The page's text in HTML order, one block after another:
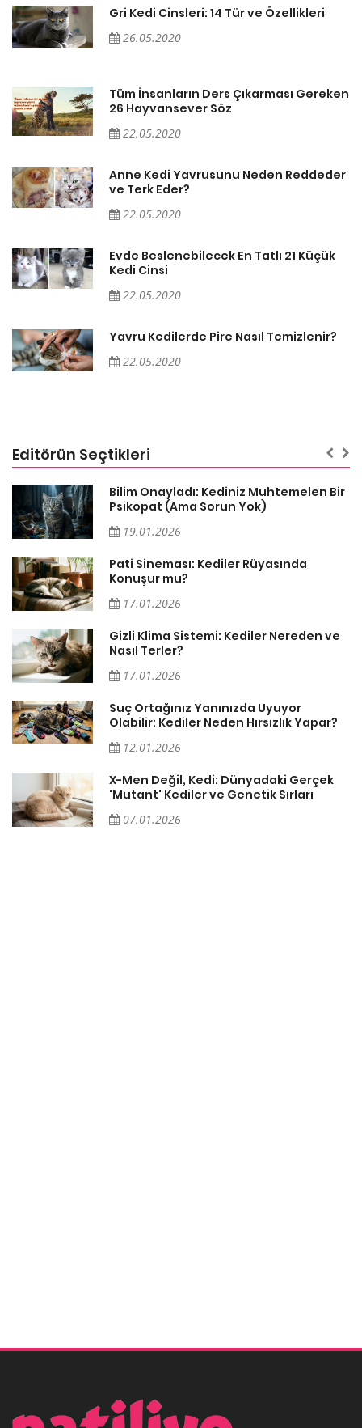
Gri Kedi Cinsleri: 14 Tür ve Özellikleri
26.05.2020
Tüm İnsanların Ders Çıkarması Gereken
26 Hayvansever Söz
22.05.2020
Anne Kedi Yavrusunu Neden Reddeder
ve Terk Eder?
22.05.2020
Evde Beslenebilecek En Tatlı 21 Küçük
Kedi Cinsi
22.05.2020
Yavru Kedilerde Pire Nasıl Temizlenir?
22.05.2020
Editörün Seçtikleri
Bilim Onayladı: Kediniz Muhtemelen Bir
Psikopat (Ama Sorun Yok)
19.01.2026
Pati Sineması: Kediler Rüyasında
Konuşur mu?
17.01.2026
Gizli Klima Sistemi: Kediler Nereden ve
Nasıl Terler?
17.01.2026
Suç Ortağınız Yanınızda Uyuyor
Olabilir: Kediler Neden Hırsızlık Yapar?
12.01.2026
X-Men Değil, Kedi: Dünyadaki Gerçek
'Mutant' Kediler ve Genetik Sırları
07.01.2026